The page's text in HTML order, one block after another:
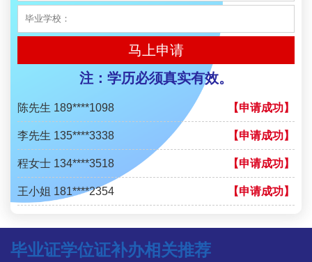
马上申请
注：学历必须真实有效。
李先生 137****1923
王小姐 185****2848
陈先生 189****1098 【申请成功】
李先生 135****3338 【申请成功】
程女士 134****3518 【申请成功】
王小姐 181****2354 【申请成功】
李先生 137****1923
毕业证学位证补办相关推荐